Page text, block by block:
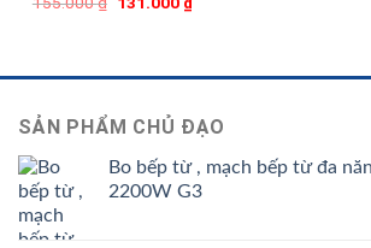
hiện
SẢN PHẨM CHỦ ĐẠO
Bo bếp từ , mạch bếp từ đa
2200W G3